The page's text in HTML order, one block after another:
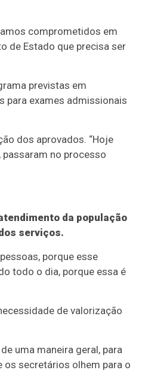
comprometidos em
de Estado que precisa ser
previstas em
para exames admissionais
dos aprovados. “Hoje
no processo
da população
serviços.
porque esse
todo o dia, porque essa é
de valorização
uma maneira geral, para
os secretários olhem para o